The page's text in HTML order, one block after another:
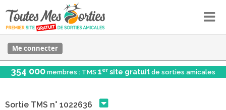
Me connecter
354 000 membres : TMS 1er site gratuit de sorties amicales
Sortie TMS n° 1022636